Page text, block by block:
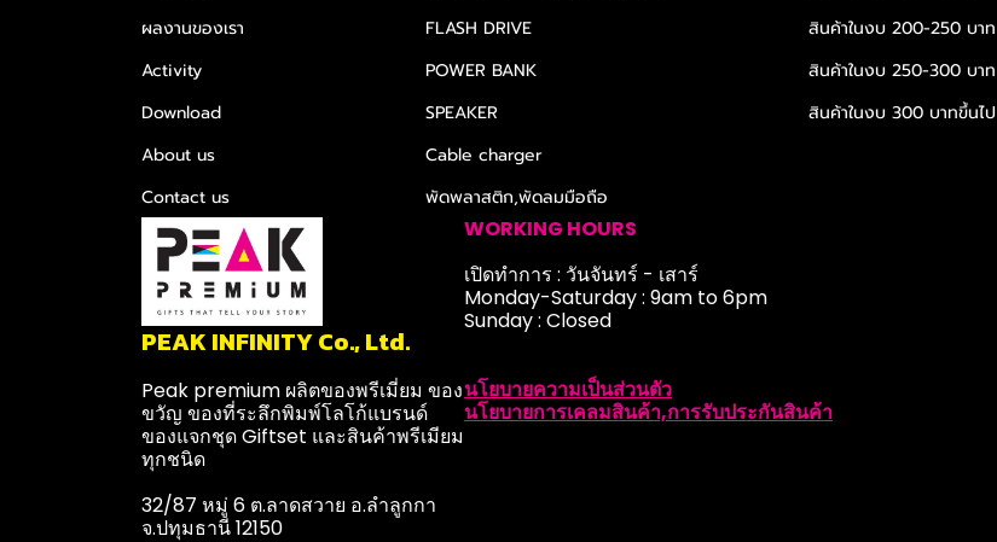
ผลงานของเรา
Activity
Download
About us
Contact us
FLASH DRIVE
POWER BANK
SPEAKER
Cable charger
พัดพลาสติก,พัดลมมือถือ
สินค้าในงบ 200-250 บาท
สินค้าในงบ 250-300 บาท
สินค้าในงบ 300 บาทขึ้นไป
PEAK INFINITY Co., Ltd.
Peak premium ผลิตของพรีเมี่ยม ของ
ขวัญ ของที่ระลึกพิมพ์โลโก้แบรนด์
ของแจกชุด Giftset และสินค้าพรีเมียม
ทุกชนิด
32/87 หมู่ 6 ต.ลาดสวาย อ.ลำลูกกา
จ.ปทุมธานี 12150
WORKING HOURS
เปิดทำการ : วันจันทร์ - เสาร์
Monday-Saturday : 9am to 6pm
Sunday : Closed
นโยบายความเป็นส่วนตัว
นโยบายการเคลมสินค้า,การรับประกันสินค้า